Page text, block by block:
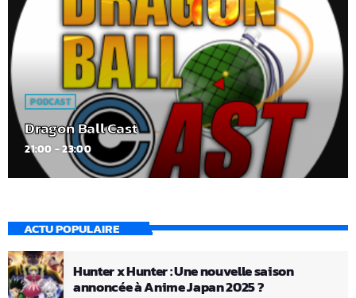
PODCAST
Dragon Ball Cast
21:00 - 23:00
ACTU POPULAIRE
Hunter x Hunter : Une nouvelle saison
annoncée à Anime Japan 2025 ?